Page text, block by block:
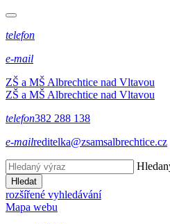
telefon
e-mail
ZŠ a MŠ Albrechtice nad Vltavou
ZŠ a MŠ Albrechtice nad Vltavou
telefon382 288 138
e-mailreditelka@zsamsalbrechtice.cz
Hledat
rozšířené vyhledávání
Mapa webu